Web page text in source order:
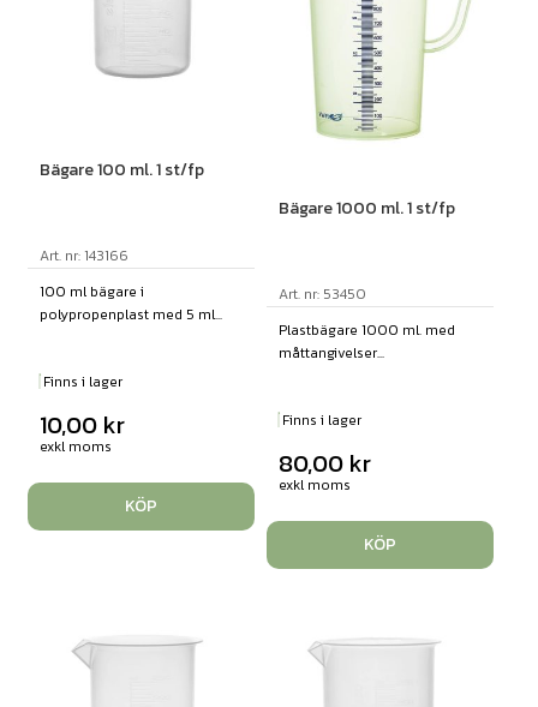
Bägare 100 ml. 1 st/fp
Art. nr: 143166
100 ml bägare i
polypropenplast med 5 ml...
Finns i lager
10,00 kr
exkl moms
KÖP
Bägare 1000 ml. 1 st/fp
Art. nr: 53450
Plastbägare 1000 ml. med
måttangivelser...
Finns i lager
80,00 kr
exkl moms
KÖP